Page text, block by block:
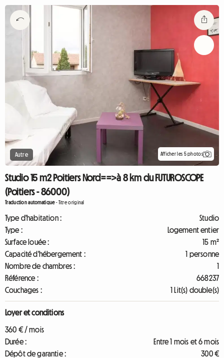
Autre Afficher les 5 photos
Studio 15 m2 Poitiers Nord==>à 8 km du FUTUROSCOPE
(Poitiers - 86000)
Traduction automatique-Titre original
Type d'habitation :
Studio
Type :
Logement entier
Surface louée :
15 m²
Capacité d'hébergement :
1 personne
Nombre de chambres :
1
Référence :
668237
Couchages :
1 Lit(s) double(s)
Loyer et conditions
360 € / mois
Durée :
Entre 1 mois et 6 mois
Dépôt de garantie :
300 €